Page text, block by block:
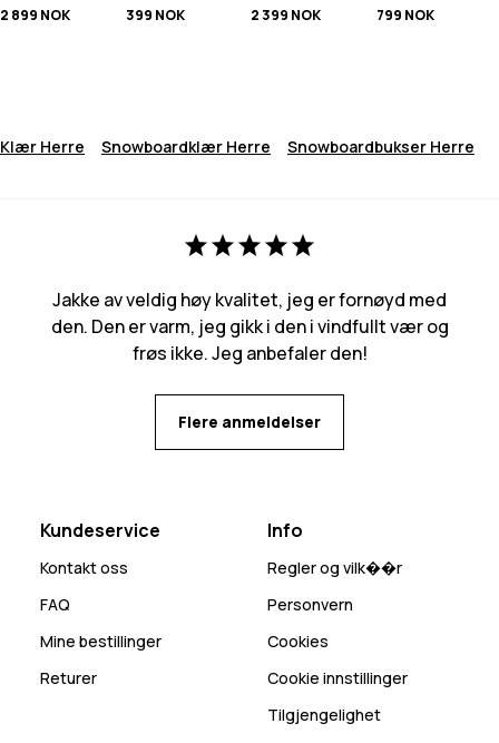
2 899 NOK
399 NOK
2 399 NOK
799 NOK
Klær Herre Snowboardklær Herre Snowboardbukser Herre
Jakke av veldig høy kvalitet, jeg er fornøyd med
den. Den er varm, jeg gikk i den i vindfullt vær og
frøs ikke. Jeg anbefaler den!
Flere anmeldelser
Kundeservice
Kontakt oss
FAQ
Mine bestillinger
Returer
Info
Regler og vilk��r
Personvern
Cookies
Cookie innstillinger
Tilgjengelighet